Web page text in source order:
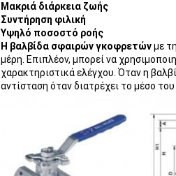
Μακριά διάρκεια ζωής
Συντήρηση φιλική
Υψηλό ποσοστό ροής
Η βαλβίδα σφαιρών γκοφρετώνμε
μέρη. Επιπλέον, μπορεί να
χαρακτηριστικά ελέγχου. Όταν η
αντίσταση όταν διατρέχει το μέσο